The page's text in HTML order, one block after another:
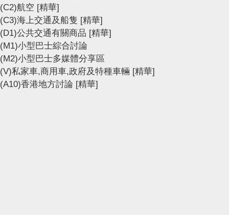
(C2)航空 [精華]
(C3)海上交通及船隻 [精華]
(D1)公共交通有關商品 [精華]
(M1)小型巴士綜合討論
(M2)小型巴士多媒體分享區
(V)私家車,商用車,政府及特種車輛 [精華]
(A10)香港地方討論 [精華]